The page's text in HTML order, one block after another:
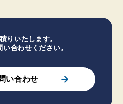
りいたします。
い合わせください。
い合わせ